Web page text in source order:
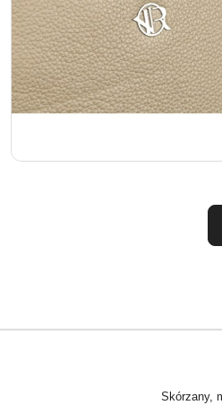
Skórzany,